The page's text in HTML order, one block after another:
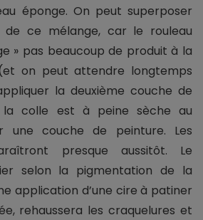
éponge. On peut superposer
de ce mélange, car le rouleau
» pas beaucoup de produit à la
on peut attendre longtemps
la deuxième couche de
la colle est à peine sèche au
une couche de peinture. Les
presque aussitôt. Le
selon la pigmentation de la
application d’une cire à patiner
rehaussera les craquelures et